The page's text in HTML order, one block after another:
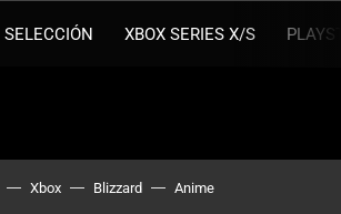
SELECCIÓN XBOX SERIES X/S
Xbox Blizzard Anime